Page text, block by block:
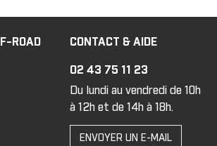
ROAD CONTACT & AIDE
02 43 75 11 23
Du lundi au vendredi de 10h
à 12h et de 14h à 18h.
ENVOYER UN E-MAIL